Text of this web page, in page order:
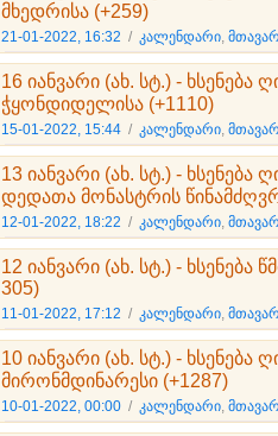
მხედრისა (+259)
21-01-2022, 16:32 / კალენდარი,
16 იანვარი (ახ. სტ.) - ხსენება
ჭყონდიდელისა (+1110)
15-01-2022, 15:44 / კალენდარი,
13 იანვარი (ახ. სტ.) - ხსენება
დედათა მონასტრის
12-01-2022, 18:22 / კალენდარი,
12 იანვარი (ახ. სტ.) - ხსენება
305)
11-01-2022, 17:12 / კალენდარი,
10 იანვარი (ახ. სტ.) - ხსენება
მირონმდინარესი (+1287)
10-01-2022, 00:00 / კალენდარი,